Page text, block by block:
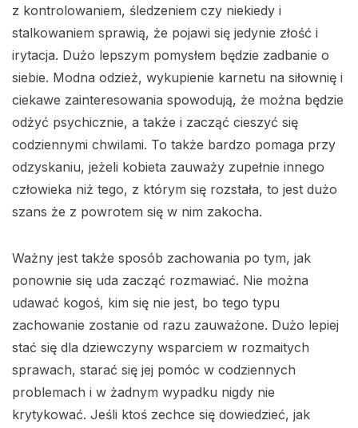
z kontrolowaniem, śledzeniem czy niekiedy i
stalkowaniem sprawią, że pojawi się jedynie złość i
irytacja. Dużo lepszym pomysłem będzie zadbanie o
siebie. Modna odzież, wykupienie karnetu na siłownię i
ciekawe zainteresowania spowodują, że można będzie
odżyć psychicznie, a także i zacząć cieszyć się
codziennymi chwilami. To także bardzo pomaga przy
odzyskaniu, jeżeli kobieta zauważy zupełnie innego
człowieka niż tego, z którym się rozstała, to jest dużo
szans że z powrotem się w nim zakocha.
Ważny jest także sposób zachowania po tym, jak
ponownie się uda zacząć rozmawiać. Nie można
udawać kogoś, kim się nie jest, bo tego typu
zachowanie zostanie od razu zauważone. Dużo lepiej
stać się dla dziewczyny wsparciem w rozmaitych
sprawach, starać się jej pomóc w codziennych
problemach i w żadnym wypadku nigdy nie
krytykować. Jeśli ktoś zechce się dowiedzieć, jak